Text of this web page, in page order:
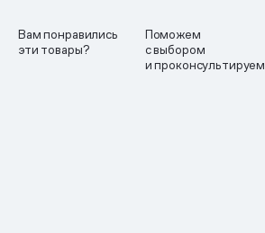
Вам понравились
эти товары?
Поможем
с выбором
и проконсультируем